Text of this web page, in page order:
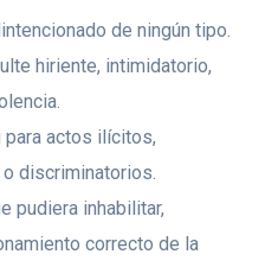
de ningún tipo.
hiriente, intimidatorio,
para actos ilícitos,
discriminatorios.
pudiera inhabilitar,
correcto de la